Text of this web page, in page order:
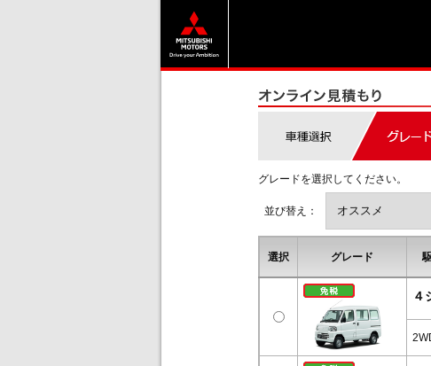
グレードを選択してください。
並び替え：
選択 グレード
４